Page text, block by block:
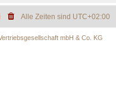
Alle Zeiten sind UTC+02:00
mbH & Co. KG